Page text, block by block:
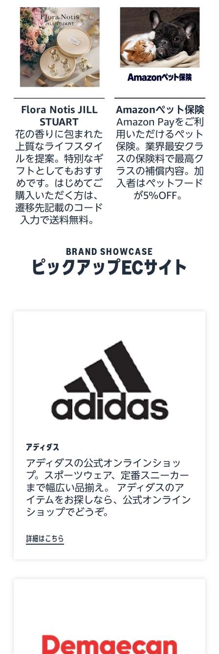
Flora Notis JILL
STUART
花の香りに包まれた
上質なライフスタイ
ルを提案。特別なギ
フトとしてもおすす
めです。はじめてご
購入いただく方は、
遷移先記載のコード
入力で送料無料。
Amazonペット保険
Amazon Payをご利
用いただけるペット
保険。業界最安クラ
スの保険料で最高ク
ラスの補償内容。加
入者はペットフード
が5%OFF。
BRAND SHOWCASE
ピックアップECサイト
アディダス
アディダスの公式オンラインショッ
プ。スポーツウェア、定番スニーカー
まで幅広い品揃え。 アディダスのア
イテムをお探しなら、公式オンライン
ショップでどうぞ。
詳細はこちら